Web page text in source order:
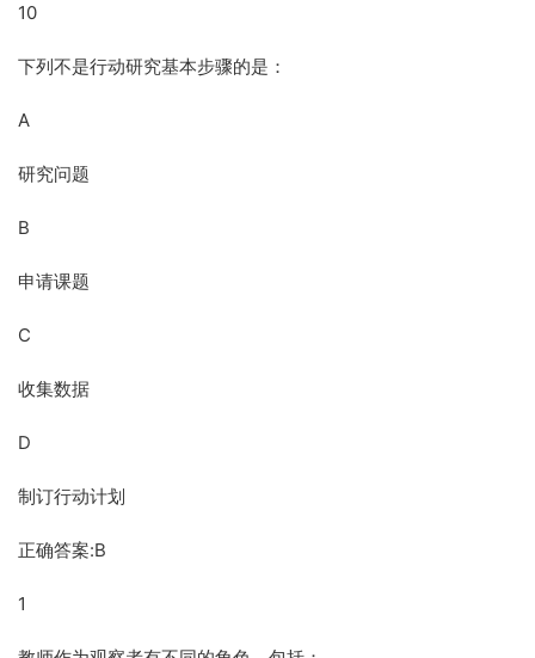
10
下列不是行动研究基本步骤的是：
A
研究问题
B
申请课题
C
收集数据
D
制订行动计划
正确答案:B
1